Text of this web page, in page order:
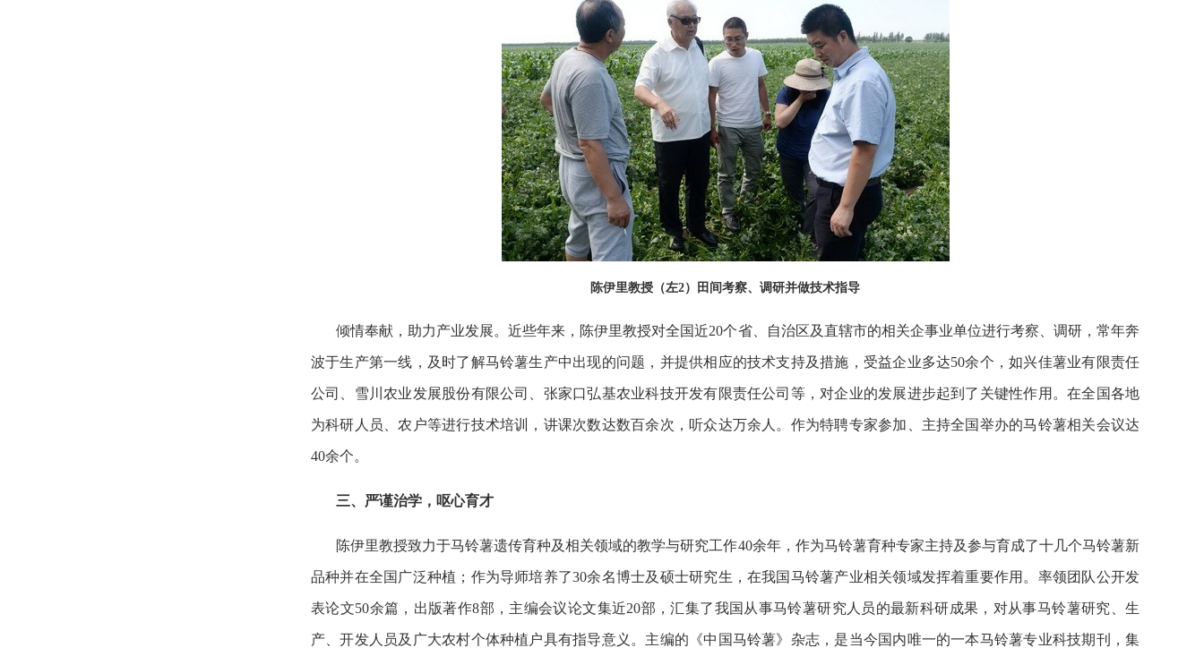
陈伊里教授（左2）田间考察、调研并做技术指导
倾情奉献，助力产业发展。近些年来，陈伊里教授对全国近20个省、自治区及直辖市的相关企事业单位进行考察、调研，常年奔
波于生产第一线，及时了解马铃薯生产中出现的问题，并提供相应的技术支持及措施，受益企业多达50余个，如兴佳薯业有限责任
公司、雪川农业发展股份有限公司、张家口弘基农业科技开发有限责任公司等，对企业的发展进步起到了关键性作用。在全国各地
为科研人员、农户等进行技术培训，讲课次数达数百余次，听众达万余人。作为特聘专家参加、主持全国举办的马铃薯相关会议达
40余个。
三、严谨治学，呕心育才
陈伊里教授致力于马铃薯遗传育种及相关领域的教学与研究工作40余年，作为马铃薯育种专家主持及参与育成了十几个马铃薯新
品种并在全国广泛种植；作为导师培养了30余名博士及硕士研究生，在我国马铃薯产业相关领域发挥着重要作用。率领团队公开发
表论文50余篇，出版著作8部，主编会议论文集近20部，汇集了我国从事马铃薯研究人员的最新科研成果，对从事马铃薯研究、生
产、开发人员及广大农村个体种植户具有指导意义。主编的《中国马铃薯》杂志，是当今国内唯一的一本马铃薯专业科技期刊，集